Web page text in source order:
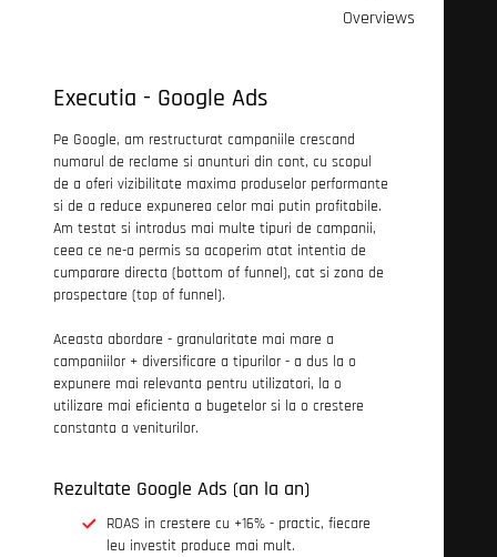
Overviews
Executia - Google Ads
Pe Google, am restructurat campaniile crescand
numarul de reclame si anunturi din cont, cu scopul
de a oferi vizibilitate maxima produselor performante
si de a reduce expunerea celor mai putin profitabile.
Am testat si introdus mai multe tipuri de campanii,
ceea ce ne-a permis sa acoperim atat intentia de
cumparare directa (bottom of funnel), cat si zona de
prospectare (top of funnel).
Aceasta abordare - granularitate mai mare a
campaniilor + diversificare a tipurilor - a dus la o
expunere mai relevanta pentru utilizatori, la o
utilizare mai eficienta a bugetelor si la o crestere
constanta a veniturilor.
Rezultate Google Ads (an la an)
ROAS in crestere cu +16% - practic, fiecare
leu investit produce mai mult.